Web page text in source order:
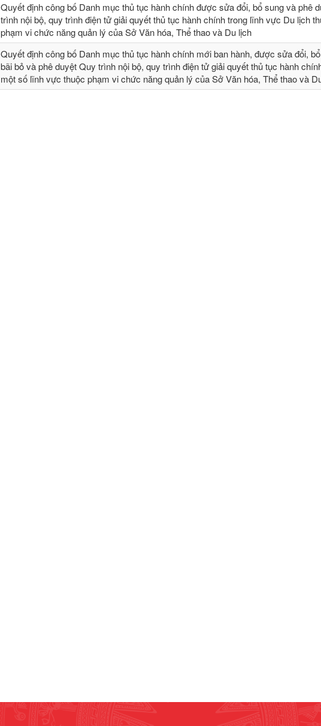
Quyết định công bố Danh mục thủ tục hành chính được sửa đổi, bổ sung và phê
trình nội bộ, quy trình điện tử giải quyết thủ tục hành chính trong lĩnh vực Du lịch
phạm vi chức năng quản lý của Sở Văn hóa, Thể thao và Du lịch
Quyết định công bố Danh mục thủ tục hành chính mới ban hành, được sửa đổi,
bãi bỏ và phê duyệt Quy trình nội bộ, quy trình điện tử giải quyết thủ tục hành
một số lĩnh vực thuộc phạm vi chức năng quản lý của Sở Văn hóa, Thể thao và